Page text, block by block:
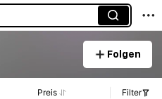
Folgen
Preis Filter